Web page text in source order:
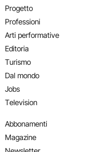
Progetto
Professioni
Arti performative
Editoria
Turismo
Dal mondo
Jobs
Television
Abbonamenti
Magazine